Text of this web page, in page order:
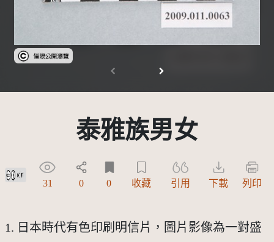
受著作權法保護-僅限於本平台有限度公開瀏覽
泰雅族男女
創用CC姓名標示 3.0 台灣及其後版本(CC BY 3.0 TW +)
31 0 0 收藏 引用 下載 列印
1. 日本時代有色印刷明信片，圖片影像為一對盛